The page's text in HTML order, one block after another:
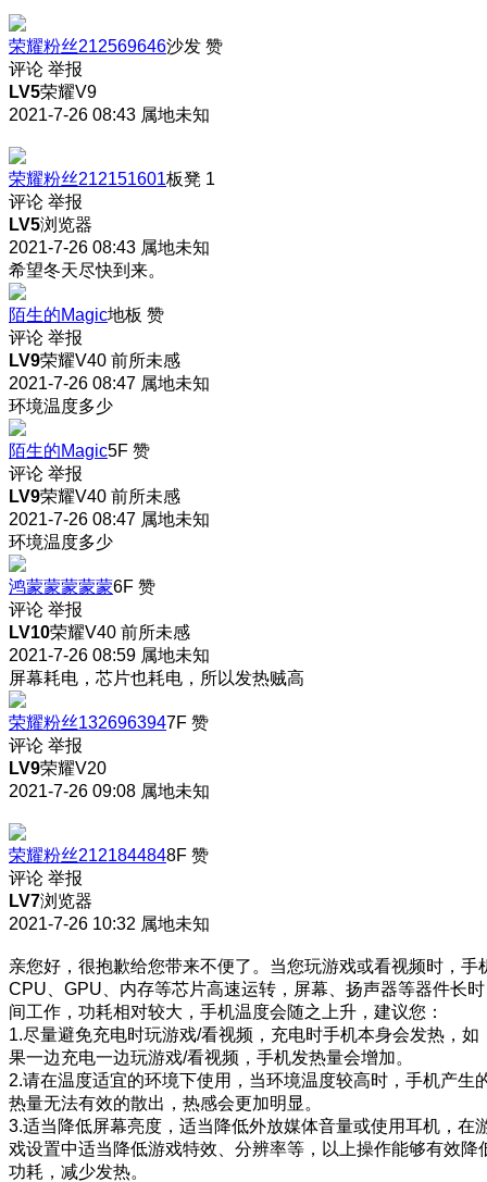
荣耀粉丝212569646沙发 赞
评论 举报
LV5荣耀V9
2021-7-26 08:43 属地未知
荣耀粉丝212151601板凳 1
评论 举报
LV5浏览器
2021-7-26 08:43 属地未知
希望冬天尽快到来。
陌生的Magic地板 赞
评论 举报
LV9荣耀V40 前所未感
2021-7-26 08:47 属地未知
环境温度多少
陌生的Magic5F 赞
评论 举报
LV9荣耀V40 前所未感
2021-7-26 08:47 属地未知
环境温度多少
鸿蒙蒙蒙蒙蒙6F 赞
评论 举报
LV10荣耀V40 前所未感
2021-7-26 08:59 属地未知
屏幕耗电，芯片也耗电，所以发热贼高
荣耀粉丝1326963947F 赞
评论 举报
LV9荣耀V20
2021-7-26 09:08 属地未知
荣耀粉丝2121844848F 赞
评论 举报
LV7浏览器
2021-7-26 10:32 属地未知
亲您好，很抱歉给您带来不便了。当您玩游戏或看视频时，手
CPU、GPU、内存等芯片高速运转，屏幕、扬声器等器件长时
间工作，功耗相对较大，手机温度会随之上升，建议您：
1.尽量避免充电时玩游戏/看视频，充电时手机本身会发热，如
果一边充电一边玩游戏/看视频，手机发热量会增加。
2.请在温度适宜的环境下使用，当环境温度较高时，手机产生
热量无法有效的散出，热感会更加明显。
3.适当降低屏幕亮度，适当降低外放媒体音量或使用耳机，在
戏设置中适当降低游戏特效、分辨率等，以上操作能够有效降
功耗，减少发热。